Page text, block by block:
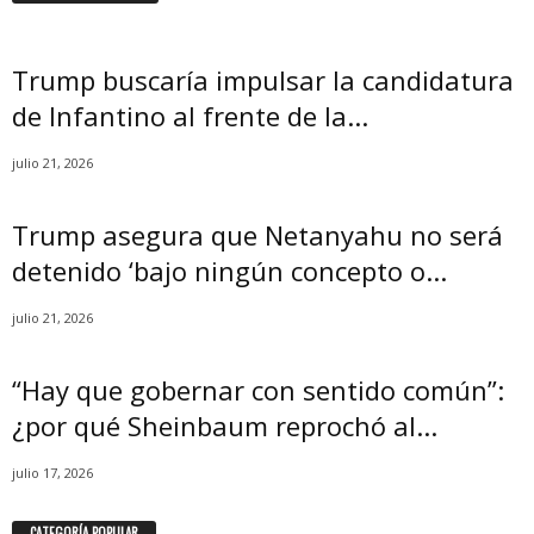
Trump buscaría impulsar la candidatura
de Infantino al frente de la...
julio 21, 2026
Trump asegura que Netanyahu no será
detenido ‘bajo ningún concepto o...
julio 21, 2026
“Hay que gobernar con sentido común”:
¿por qué Sheinbaum reprochó al...
julio 17, 2026